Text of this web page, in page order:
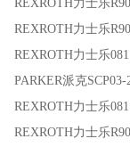
REXROTH力士乐
REXROTH力士乐
REXROTH力士乐
PARKER派克
REXROTH力士乐
REXROTH力士乐